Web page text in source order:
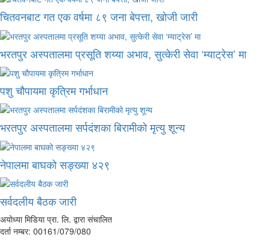
चितवनबाट गत एक वर्षमा ८९ जना बेपत्ता, खोजी जारी
भरतपुर अस्पतालमा प्रसूति शय्या अभाव, सुत्केरी सेवा ‘म्याट्रेस’ मा
पशु चौपायमा कृत्रिम गर्भाधान
भरतपुर अस्पतालमा सर्पदंशका बिरामीको मृत्यु शून्य
नेपालमा बाघको सङ्ख्या ४२९
सर्वदलीय बैठक जारी
अयोध्या मिडिया प्रा. लि. द्वारा संचालित
दर्ता नम्बर: 00161/079/080